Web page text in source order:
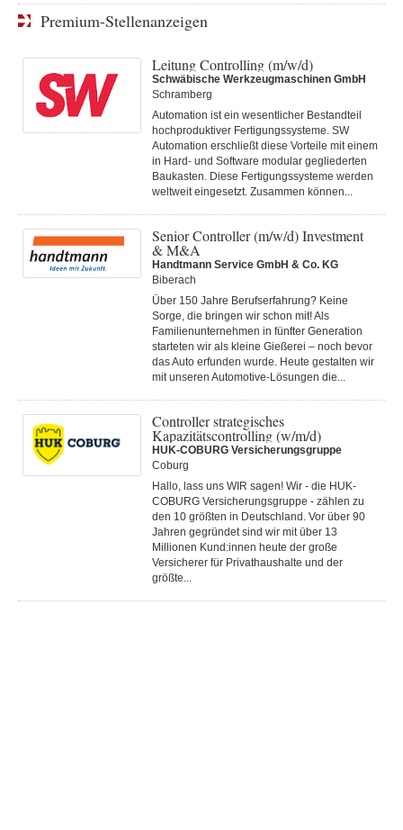
Premium-Stellenanzeigen
Leitung Controlling (m/w/d)
Schwäbische Werkzeugmaschinen GmbH
Schramberg
Automation ist ein wesentlicher Bestandteil
hochproduktiver Fertigungssysteme. SW
Automation erschließt diese Vorteile mit einem
in Hard- und Software modular gegliederten
Baukasten. Diese Fertigungs­systeme werden
weltweit eingesetzt. Zusammen können...
Senior Controller (m/w/d) Investment
& M&A
Handtmann Service GmbH & Co. KG
Biberach
Über 150 Jahre Berufserfahrung? Keine
Sorge, die bringen wir schon mit! Als
Familienunternehmen in fünfter Generation
starteten wir als kleine Gießerei – noch bevor
das Auto erfunden wurde. Heute gestalten wir
mit unseren Automotive-Lösungen die...
Controller strategisches
Kapazitätscontrolling (w/m/d)
HUK-COBURG Versicherungsgruppe
Coburg
Hallo, lass uns WIR sagen! Wir - die HUK-
COBURG Versicherungsgruppe - zählen zu
den 10 größten in Deutschland. Vor über 90
Jahren gegründet sind wir mit über 13
Millionen Kund:innen heute der große
Versicherer für Privathaushalte und der
größte...